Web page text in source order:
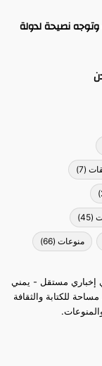
وتوجه نصيحة لدولة
(7)
(45)
منوعات (66)
إخباري مستقل - يمني
للكتابة والثقافة